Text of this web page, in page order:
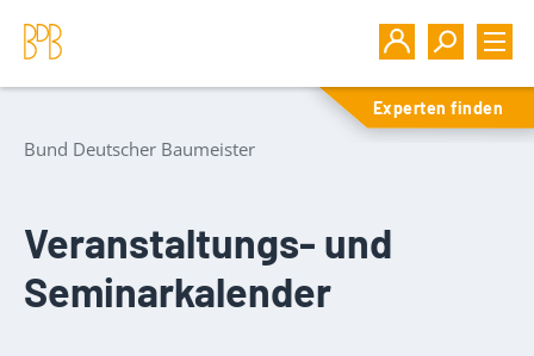
Experten finden
Bund Deutscher Baumeister
Veranstaltungs- und
Seminarkalender